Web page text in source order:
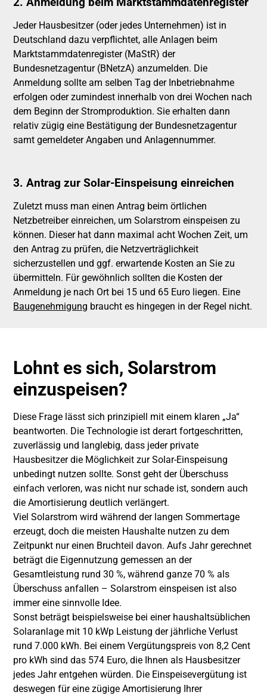
Jeder Hausbesitzer (oder jedes Unternehmen) ist in
Deutschland dazu verpflichtet, alle Anlagen beim
Marktstammdatenregister (MaStR) der
Bundesnetzagentur (BNetzA) anzumelden. Die
Anmeldung sollte am selben Tag der Inbetriebnahme
erfolgen oder zumindest innerhalb von drei Wochen nach
dem Beginn der Stromproduktion. Sie erhalten dann
relativ zügig eine Bestätigung der Bundesnetzagentur
samt gemeldeter Angaben und Anlagennummer.
3. Antrag zur Solar-Einspeisung einreichen
Zuletzt muss man einen Antrag beim örtlichen
Netzbetreiber einreichen, um Solarstrom einspeisen zu
können. Dieser hat dann maximal acht Wochen Zeit, um
den Antrag zu prüfen, die Netzverträglichkeit
sicherzustellen und ggf. erwartende Kosten an Sie zu
übermitteln. Für gewöhnlich sollten die Kosten der
Anmeldung je nach Ort bei 15 und 65 Euro liegen. Eine
Baugenehmigung braucht es hingegen in der Regel nicht.
Lohnt es sich, Solarstrom
einzuspeisen?
Diese Frage lässt sich prinzipiell mit einem klaren „Ja“
beantworten. Die Technologie ist derart fortgeschritten,
zuverlässig und langlebig, dass jeder private
Hausbesitzer die Möglichkeit zur Solar-Einspeisung
unbedingt nutzen sollte. Sonst geht der Überschuss
einfach verloren, was nicht nur schade ist, sondern auch
die Amortisierung deutlich verlängert.
Viel Solarstrom wird während der langen Sommertage
erzeugt, doch die meisten Haushalte nutzen zu dem
Zeitpunkt nur einen Bruchteil davon. Aufs Jahr gerechnet
beträgt die Eigennutzung gemessen an der
Gesamtleistung rund 30 %, während ganze 70 % als
Überschuss anfallen – Solarstrom einspeisen ist also
immer eine sinnvolle Idee.
Sonst beträgt beispielsweise bei einer haushaltsüblichen
Solaranlage mit 10 kWp Leistung der jährliche Verlust
rund 7.000 kWh. Bei einem Vergütungspreis von 8,2 Cent
pro kWh sind das 574 Euro, die Ihnen als Hausbesitzer
jedes Jahr entgehen würden. Die Einspeisevergütung ist
deswegen für eine zügige Amortisierung Ihrer